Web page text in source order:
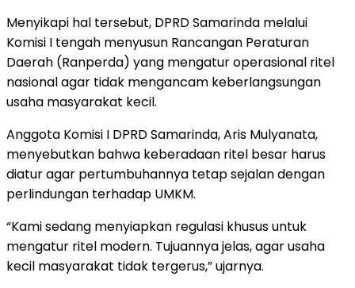
Menyikapi hal tersebut, DPRD Samarinda melalui
Komisi I tengah menyusun Rancangan Peraturan
Daerah (Ranperda) yang mengatur operasional ritel
nasional agar tidak mengancam keberlangsungan
usaha masyarakat kecil.
Anggota Komisi I DPRD Samarinda, Aris Mulyanata,
menyebutkan bahwa keberadaan ritel besar harus
diatur agar pertumbuhannya tetap sejalan dengan
perlindungan terhadap UMKM.
“Kami sedang menyiapkan regulasi khusus untuk
mengatur ritel modern. Tujuannya jelas, agar usaha
kecil masyarakat tidak tergerus,” ujarnya.